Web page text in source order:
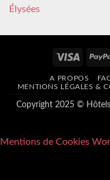
Élysées
Visa
A PROPOS
MENTIONS LÉGALES &
Copyright 2025 ©
Mentions de Cookies